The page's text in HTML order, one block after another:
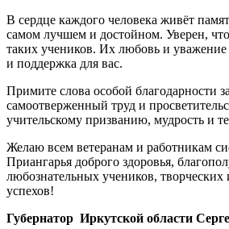
В сердце каждого человека живёт
самом лучшем и достойном. Уверен,
таких учеников. Их любовь и уважение
и поддержка для вас.
Примите слова особой благодарности
самоотверженный труд и
учительскому призванию, мудрость и
Желаю всем ветеранам и работникам
Приангарья доброго здоровья,
любознательных учеников,
успехов!
Губернатор Иркутской области